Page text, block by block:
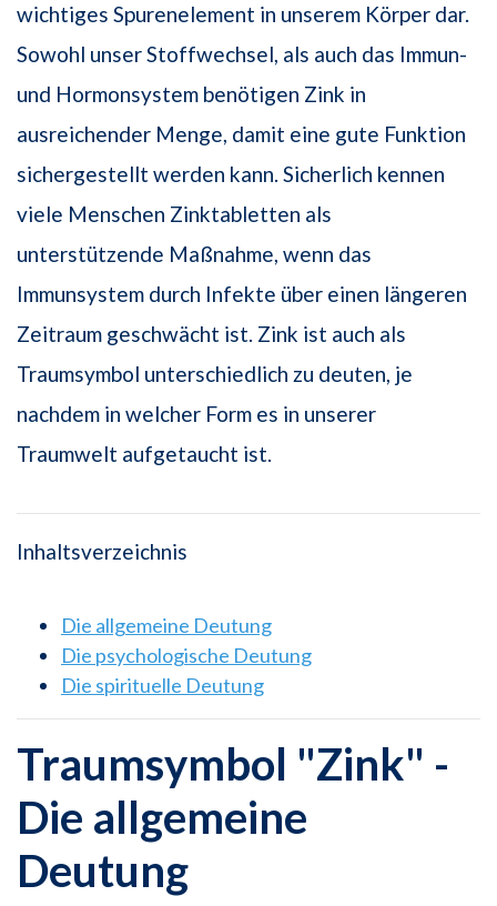
wichtiges Spurenelement in unserem Körper dar.
Sowohl unser Stoffwechsel, als auch das Immun-
und Hormonsystem benötigen Zink in
ausreichender Menge, damit eine gute Funktion
sichergestellt werden kann. Sicherlich kennen
viele Menschen Zinktabletten als
unterstützende Maßnahme, wenn das
Immunsystem durch Infekte über einen längeren
Zeitraum geschwächt ist. Zink ist auch als
Traumsymbol unterschiedlich zu deuten, je
nachdem in welcher Form es in unserer
Traumwelt aufgetaucht ist.
Inhaltsverzeichnis
Die allgemeine Deutung
Die psychologische Deutung
Die spirituelle Deutung
Traumsymbol "Zink" -
Die allgemeine
Deutung